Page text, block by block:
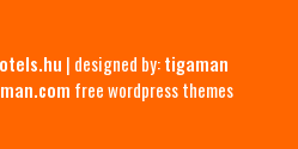
| designed by:tigaman
free wordpress themes